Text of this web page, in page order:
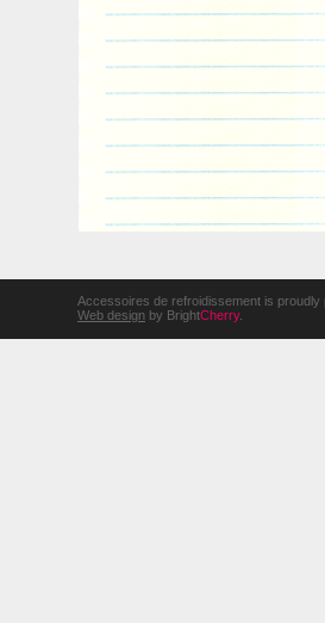
Accessoires de refroidissement is proudly
Web design by BrightCherry.